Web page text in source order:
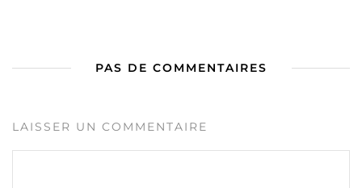
PAS DE COMMENTAIRES
LAISSER UN COMMENTAIRE